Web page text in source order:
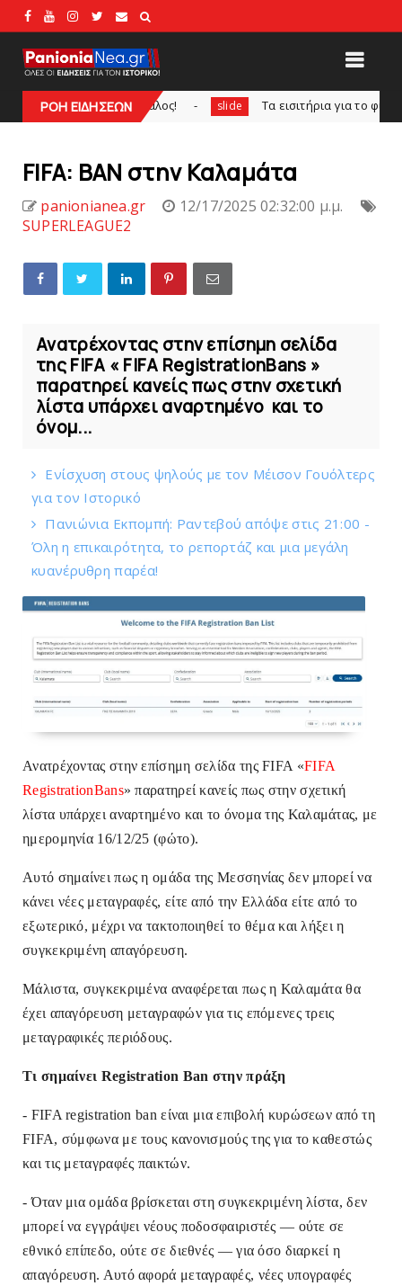
ΡΟΗ ΕΙΔΗΣΕΩΝ
Πορτογάλος! slide Tα εισιτήρια για το φιλικό τουρνουά του
FIFA: BAN στην Καλαμάτα
panionianea.gr
12/17/2025 02:32:00 μ.μ.
SUPERLEAGUE2
Ανατρέχοντας στην επίσημη σελίδα
της FIFA « FIFA RegistrationBans »
παρατηρεί κανείς πως στην σχετική
λίστα υπάρχει αναρτημένο και το
όνομ...
Eνίσχυση στους ψηλούς με τον Μέισον Γουόλτερς
για τον Ιστορικό
Πανιώνια Εκπομπή: Ραντεβού απόψε στις 21:00 -
Όλη η επικαιρότητα, το ρεπορτάζ και μια μεγάλη
κυανέρυθρη παρέα!
Ανατρέχοντας στην επίσημη σελίδα τηςFIFA «FIFA
RegistrationBans» παρατηρεί κανείς πως στην σχετική
λίστα υπάρχει αναρτημένο και το όνομα της Καλαμάτας, με
ημερομηνία 16/12/25 (φώτο).
Αυτό σημαίνει πως η ομάδα της Μεσσηνίας δεν μπορεί να
κάνει νέες μεταγραφές, είτε από την Ελλάδα είτε από το
εξωτερικό, μέχρι να τακτοποιηθεί το θέμα και λήξει η
συγκεκριμένη απαγόρευση.
Μάλιστα, συγκεκριμένα αναφέρεται πως η Καλαμάτα θα
έχει απαγόρευση μεταγραφών για τις επόμενες τρεις
μεταγραφικές περιόδους.
Τι σημαίνει Registration Ban στην πράξη
- FIFA registration ban είναι μια επιβολή κυρώσεων από τη
FIFA, σύμφωνα με τους κανονισμούς της για το καθεστώς
και τις μεταγραφές παικτών.
- Όταν μια ομάδα βρίσκεται στη συγκεκριμένη λίστα, δεν
μπορεί να εγγράψει νέους ποδοσφαιριστές — ούτε σε
εθνικό επίπεδο, ούτε σε διεθνές — για όσο διαρκεί η
απαγόρευση. Αυτό αφορά μεταγραφές, νέες υπογραφές